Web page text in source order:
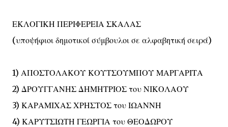
ΕΚΛΟΓΙΚΗ ΠΕΡΙΦΕΡΕΙΑ ΣΚΑΛΑΣ
(υποψήφιοι δημοτικοί σύμβουλοι σε αλφαβητική σειρά)
1) ΑΠΟΣΤΟΛΑΚΟΥ ΚΟΥΤΣΟΥΜΠΟΥ ΜΑΡΓΑΡΙΤΑ
2) ΔΡΟΥΓΓΑΝΗΣ ΔΗΜΗΤΡΙΟΣ του ΝΙΚΟΛΑΟΥ
3) ΚΑΡΑΜΙΧΑΣ ΧΡΗΣΤΟΣ του ΙΩΑΝΝΗ
4) ΚΑΡΥΤΣΙΩΤΗ ΓΕΩΡΓΙΑ του ΘΕΟΔΩΡΟΥ